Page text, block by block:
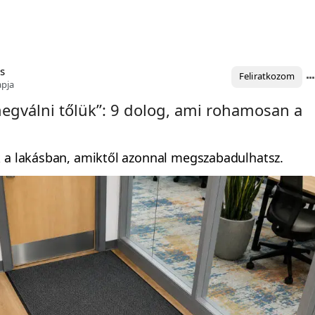
Feliratkozom
tőlük”: 9 dolog, ami rohamosan a
lakásban, amiktől azonnal megszabadulhatsz.